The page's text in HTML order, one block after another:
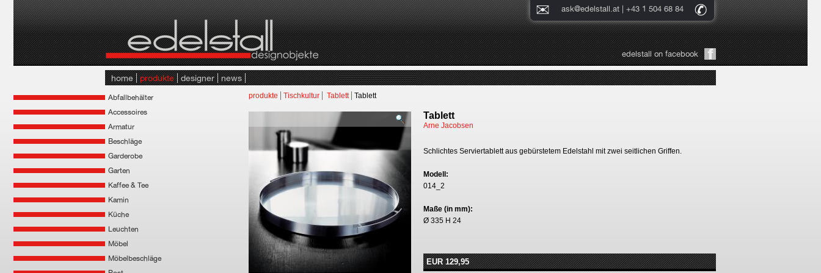
ask@edelstall.at| +43 1 504 68 84
edelstall on facebook
home produkte designer news
Abfallbehälter
Accessoires
Armatur
Beschläge
Garderobe
Garten
Kaffee & Tee
Kamin
Küche
Leuchten
Möbel
Möbelbeschläge
produkte Tischkultur Tablett Tablett
Tablett
Arne Jacobsen
Schlichtes Serviertablett aus gebürstetem Edelstahl mit zwei seitlichen Griffen.
Modell:
014_2
Maße (in mm):
Ø 335 H 24
EUR 129,95